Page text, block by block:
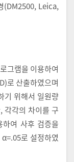
(DM2500, Leica,
그램을 이용하여
로 산출하였으며
기 위해서 일원량
각각의 차이를 구
여 사후 검증을
로 설정하였